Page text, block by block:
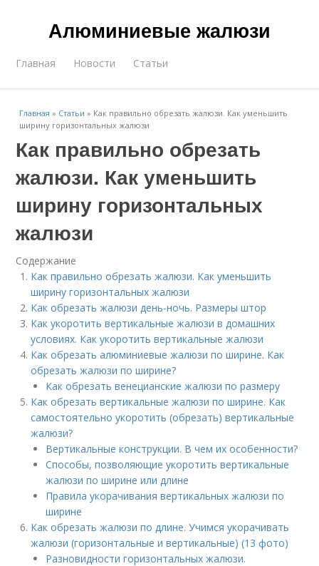
Алюминиевые жалюзи
Главная Новости Статьи
Главная » Статьи » Как правильно обрезать жалюзи. Как уменьшить
ширину горизонтальных жалюзи
Как правильно обрезать
жалюзи. Как уменьшить
ширину горизонтальных
жалюзи
Содержание
Как правильно обрезать жалюзи. Как уменьшить
ширину горизонтальных жалюзи
Как обрезать жалюзи день-ночь. Размеры штор
Как укоротить вертикальные жалюзи в домашних
условиях. Как укоротить вертикальные жалюзи
Как обрезать алюминиевые жалюзи по ширине. Как
обрезать жалюзи по ширине?
Как обрезать венецианские жалюзи по размеру
Как обрезать вертикальные жалюзи по ширине. Как
самостоятельно укоротить (обрезать) вертикальные
жалюзи?
Вертикальные конструкции. В чем их особенности?
Способы, позволяющие укоротить вертикальные
жалюзи по ширине или длине
Правила укорачивания вертикальных жалюзи по
ширине
Как обрезать жалюзи по длине. Учимся укорачивать
жалюзи (горизонтальные и вертикальные) (13 фото)
Разновидности горизонтальных жалюзи.